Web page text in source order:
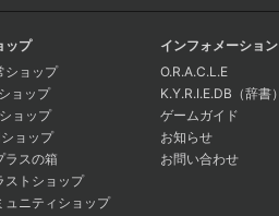
ップ
ショップ
ョップ
ョップ
ョップ
ラスの箱
ストショップ
ュニティショップ
インフォメーション
O.R.A.C.L.E
K.Y.R.I.E.DB（辞書）
ゲームガイド
お知らせ
お問い合わせ